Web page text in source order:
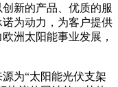
新的产品、优质的服
为动力，为客户提供
洲太阳能事业发展，
为“太阳能光伏支架